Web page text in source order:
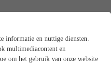
informatie en nuttige diensten.
multimediacontent en
om het gebruik van onze website